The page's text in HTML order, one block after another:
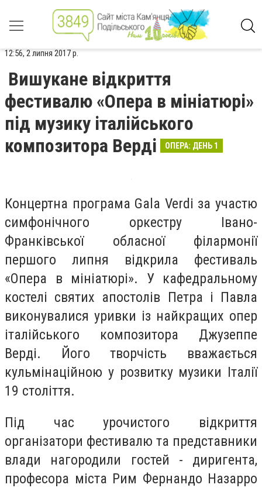
12:56, 2 липня 2017 р.
Вишукане відкриття
фестивалю «Опера в мініатюрі»
під музику італійського
композитора Верді
ОПЕРА: ДЕНЬ 1
Концертна програма Gala Verdi за участю
симфонічного оркестру Івано-
Франківської обласної філармонії
першого липня відкрила фестиваль
«Опера в мініатюрі». У кафедральному
костелі святих апостолів Петра і Павла
виконувалися уривки із найкращих опер
італійського композитора Джузеппе
Верді. Його творчість вважається
кульмінаційною у розвитку музики Італії
19 століття.
Під час урочистого відкриття
організатори фестивалю та представники
влади нагородили гостей - диригента,
професора міста Рим Фернандо Назарро